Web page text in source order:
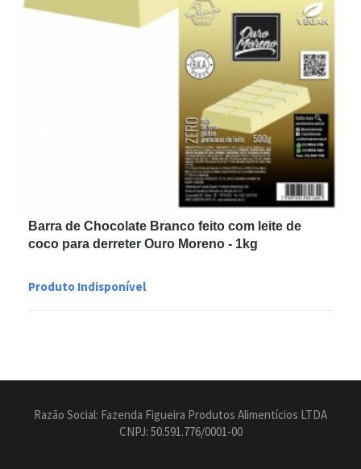
Barra de Chocolate Branco feito com leite de
coco para derreter Ouro Moreno - 1kg
Produto Indisponível
Razão Social: Fazenda Figueira Produtos Alimentícios LTDA
CNPJ: 50.591.776/0001-00